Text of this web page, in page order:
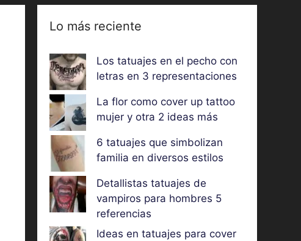
Lo más reciente
Los tatuajes en el pecho con
letras en 3 representaciones
La flor como cover up tattoo
mujer y otra 2 ideas más
6 tatuajes que simbolizan
familia en diversos estilos
Detallistas tatuajes de
vampiros para hombres 5
referencias
Ideas en tatuajes para cover